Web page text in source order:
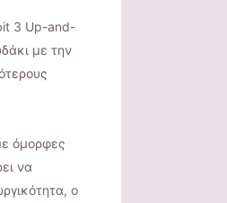
3 Up-and-
με την
όμορφες
να
ο